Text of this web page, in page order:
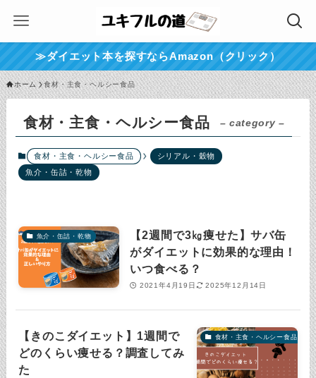
≫ダイエット本を探すならAmazon（クリック）
ホーム 食材・主食・ヘルシー食品
食材・主食・ヘルシー食品 – category –
食材・主食・ヘルシー食品
シリアル・穀物
魚介・缶詰・乾物
魚介・缶詰・乾物
【2週間で3㎏痩せた】サバ缶
がダイエットに効果的な理由！
いつ食べる？
2021年4月19日 2025年12月14日
食材・主食・ヘルシー食品
【きのこダイエット】1週間で
どのくらい痩せる？調査してみ
た